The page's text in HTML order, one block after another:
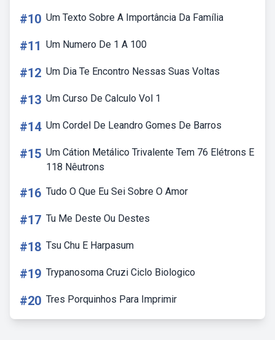
#10 Um Texto Sobre A Importância Da Família
#11 Um Numero De 1 A 100
#12 Um Dia Te Encontro Nessas Suas Voltas
#13 Um Curso De Calculo Vol 1
#14 Um Cordel De Leandro Gomes De Barros
#15 Um Cátion Metálico Trivalente Tem 76 Elétrons E
118 Nêutrons
#16 Tudo O Que Eu Sei Sobre O Amor
#17 Tu Me Deste Ou Destes
#18 Tsu Chu E Harpasum
#19 Trypanosoma Cruzi Ciclo Biologico
#20 Tres Porquinhos Para Imprimir